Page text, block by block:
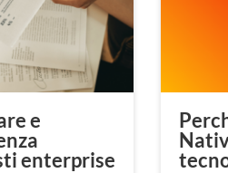
e
enterprise